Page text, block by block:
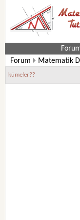
Forum
Matematik
9. Sınıf Matematik
kümeler??